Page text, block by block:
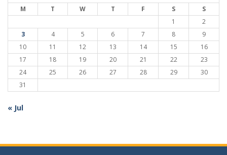
M T W T F S
S
1
2
3
4 5 6 7 8
9
10
11 12 13 14 15
16
17
18 19 20 21 22
23
24
25 26 27 28 29
30
31
« Jul